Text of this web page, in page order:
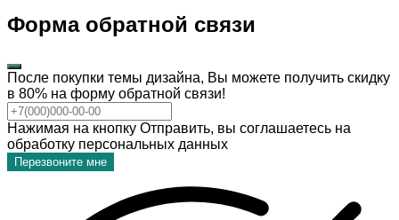
Форма обратной связи
После покупки темы дизайна, Вы можете получить скидку
в 80% на форму обратной связи!
Нажимая на кнопку Отправить, вы соглашаетесь на
обработку персональных данных
Перезвоните мне